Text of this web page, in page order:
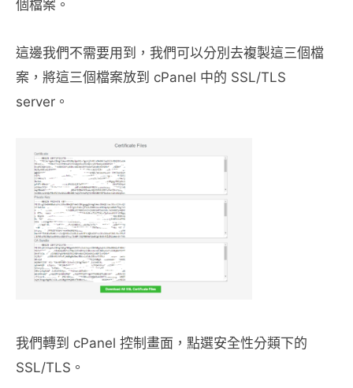
個檔案。
這邊我們不需要用到，我們可以分別去複製這三個檔
案，將這三個檔案放到 cPanel 中的 SSL/TLS
server。
我們轉到 cPanel 控制畫面，點選安全性分類下的
SSL/TLS。